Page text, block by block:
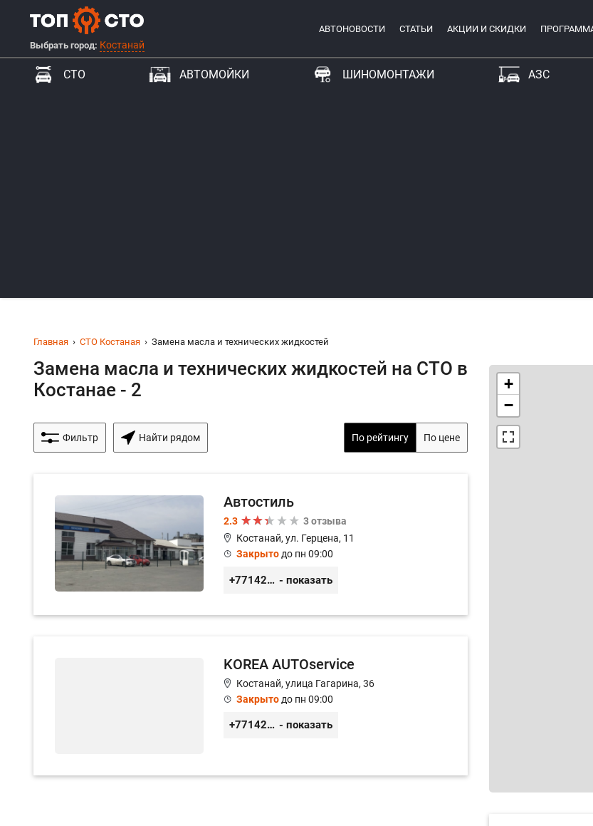
Выбрать город: Костанай
АВТОНОВОСТИ СТАТЬИ АКЦИИ И СКИДКИ
СТО АВТОМОЙКИ ШИНОМОНТАЖИ АЗС
Главная СТО Костаная Замена масла и технических жидкостей
Замена масла и технических жидкостей на СТО в
Костанае - 2
Фильтр Найти рядом По рейтингу По цене
Автостиль
2.3
3 отзыва
Костанай, ул. Герцена, 11
Закрытодо пн 09:00
+77142559485 - показать
KOREA AUTOservice
Костанай, улица Гагарина, 36
Закрытодо пн 09:00
+77142749074 - показать
+
−